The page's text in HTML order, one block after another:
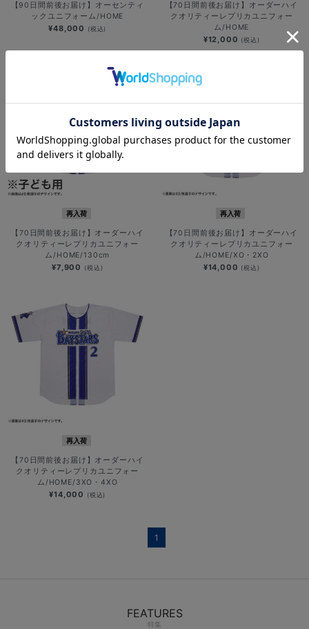
【90日間前後お届け】オーセンティ
ックユニフォーム/HOME
¥48,000 (税込)
【70日間前後お届け】オーダーハイ
クオリティーレプリカユニフォー
ム/HOME
¥12,000 (税込)
再入荷
【70日間前後お届け】オーダーハイ
クオリティーレプリカユニフォー
ム/HOME/130cm
¥7,900 (税込)
再入荷
【70日間前後お届け】オーダーハイ
クオリティーレプリカユニフォー
ム/HOME/XO・2XO
¥14,000 (税込)
再入荷
【70日間前後お届け】オーダーハイ
クオリティーレプリカユニフォー
ム/HOME/3XO・4XO
¥14,000 (税込)
1
FEATURES
特集